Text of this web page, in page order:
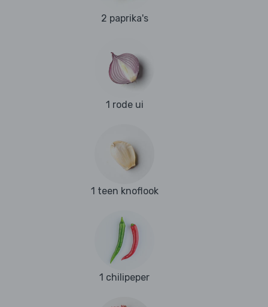
2 paprika's
1 rode ui
1 teen knoflook
1 chilipeper